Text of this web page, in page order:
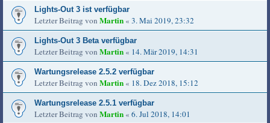
Lights-Out 3 ist verfügbar
Letzter Beitrag von Martin « 3. Mai 2019, 23:32
Lights-Out 3 Beta verfügbar
Letzter Beitrag von Martin « 14. Mär 2019, 14:31
Wartungsrelease 2.5.2 verfügbar
Letzter Beitrag von Martin « 18. Dez 2018, 15:12
Wartungsrelease 2.5.1 verfügbar
Letzter Beitrag von Martin « 6. Jul 2018, 14:01